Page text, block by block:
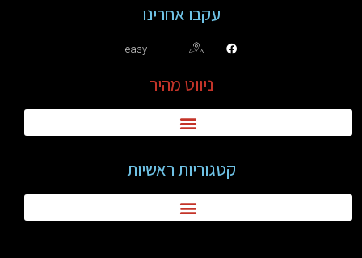
עקבו אחרינו
easy
ניווט מהיר
קטגוריות ראשיות